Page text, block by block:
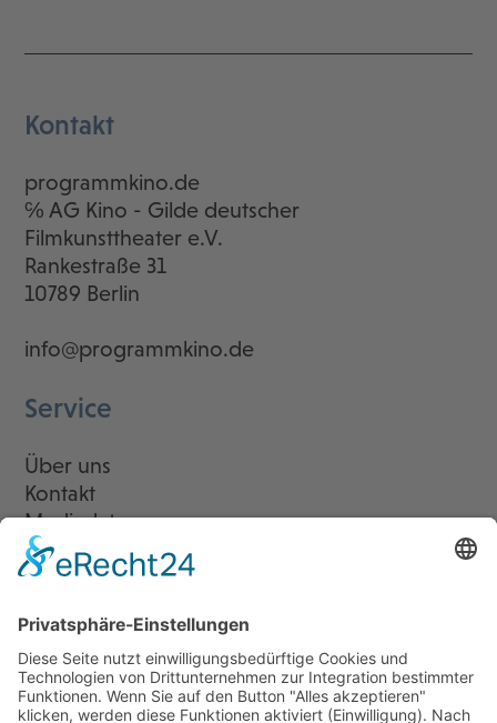
Kontakt
programmkino.de
℅ AG Kino - Gilde deutscher
Filmkunsttheater e.V.
Rankestraße 31
10789 Berlin
info@programmkino.de
Service
Über uns
Kontakt
Mediadaten
Newsletter
LogIn
Legal
Impressum